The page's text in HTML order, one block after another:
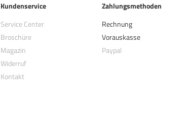
Kundenservice
Service Center
Broschüre
Magazin
Widerruf
Kontakt
Zahlungsmethoden
Rechnung
Vorauskasse
Paypal